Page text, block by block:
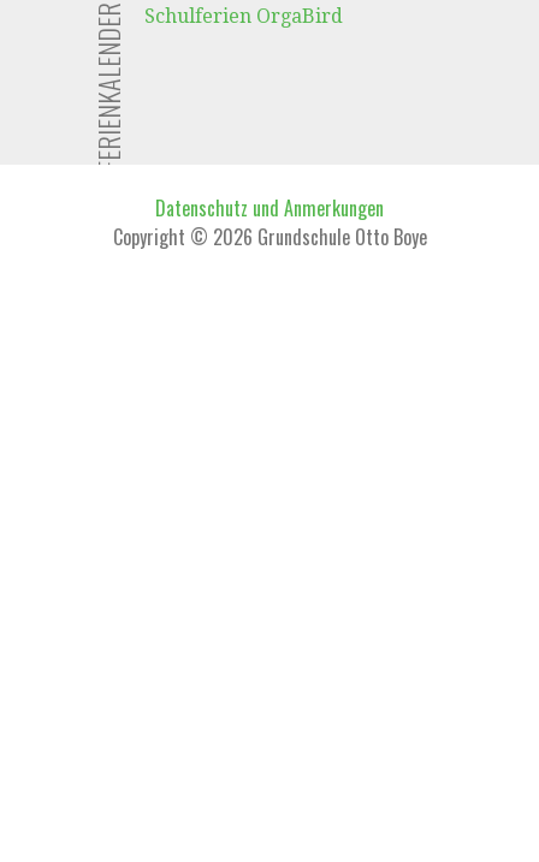
FERIENKALENDER Schulferien OrgaBird
Datenschutz und Anmerkungen
Copyright © 2026 Grundschule Otto Boye